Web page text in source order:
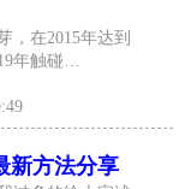
，在2015年达到
年触碰…
新方法分享